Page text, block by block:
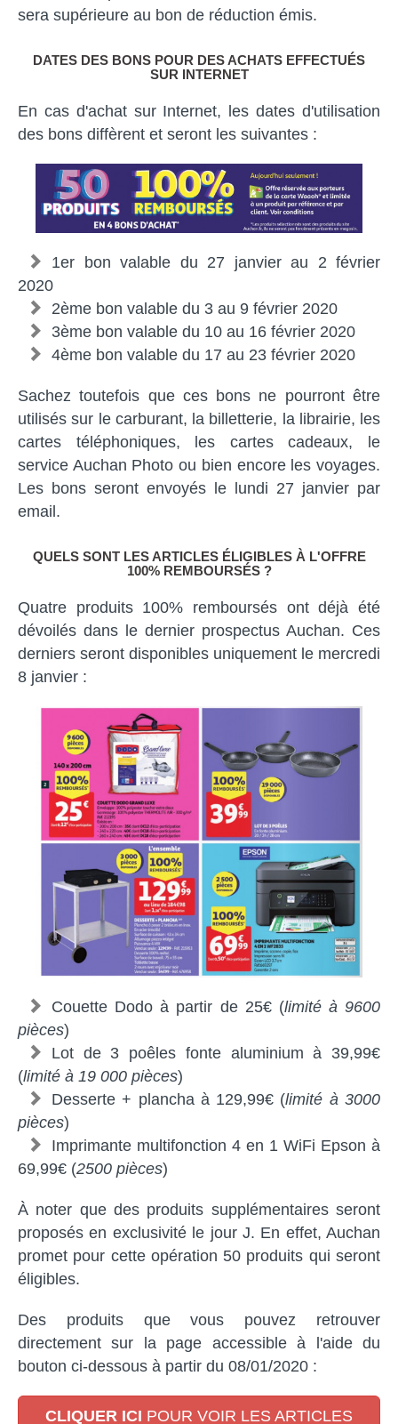
sera supérieure au bon de réduction émis.
DATES DES BONS POUR DES ACHATS EFFECTUÉS
SUR INTERNET
En cas d'achat sur Internet, les dates d'utilisation
des bons diffèrent et seront les suivantes :
1er bon valable du 27 janvier au 2 février
2020
2ème bon valable du 3 au 9 février 2020
3ème bon valable du 10 au 16 février 2020
4ème bon valable du 17 au 23 février 2020
Sachez toutefois que ces bons ne pourront être
utilisés sur le carburant, la billetterie, la librairie, les
cartes téléphoniques, les cartes cadeaux, le
service Auchan Photo ou bien encore les voyages.
Les bons seront envoyés le lundi 27 janvier par
email.
QUELS SONT LES ARTICLES ÉLIGIBLES À L'OFFRE
100% REMBOURSÉS ?
Quatre produits 100% remboursés ont déjà été
dévoilés dans le dernier prospectus Auchan. Ces
derniers seront disponibles uniquement le mercredi
8 janvier :
Couette Dodo à partir de 25€ (limité à 9600
pièces)
Lot de 3 poêles fonte aluminium à 39,99€
(limité à 19 000 pièces)
Desserte + plancha à 129,99€ (limité à 3000
pièces)
Imprimante multifonction 4 en 1 WiFi Epson à
69,99€ (2500 pièces)
À noter que des produits supplémentaires seront
proposés en exclusivité le jour J. En effet, Auchan
promet pour cette opération 50 produits qui seront
éligibles.
Des produits que vous pouvez retrouver
directement sur la page accessible à l'aide du
bouton ci-dessous à partir du 08/01/2020 :
CLIQUER ICI POUR VOIR LES ARTICLES